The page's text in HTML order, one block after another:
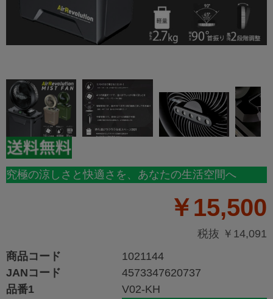
究極の涼しさと快適さを、あなたの生活空間へ
￥15,500
税抜 ￥14,091
商品コード
1021144
JANコード
4573347620737
品番1
V02-KH